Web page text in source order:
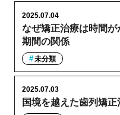
なぜ矯正治療は時間
期間の関係
2025.07.04
未分類
国境を越えた歯列矯
2025.07.03